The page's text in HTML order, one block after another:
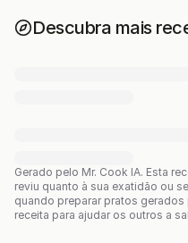
Descubra mais
Gerado pelo Mr. Cook IA. Esta
reviu quanto à sua exatidão ou
quando preparar pratos
receita para ajudar os outros a